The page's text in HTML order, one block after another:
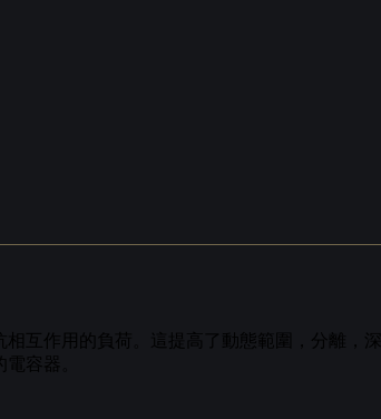
互作用的負荷。這提高了動態範圍，分離，
容器。